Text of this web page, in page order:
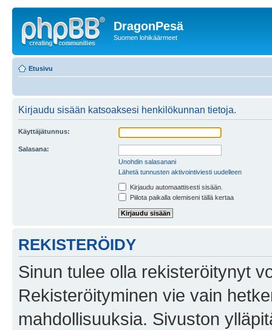
DragonPesä
Suomen lohikäärmeet
Etusivu
Kirjaudu sisään katsoaksesi henkilökunnan tietoja.
Käyttäjätunnus:
Salasana:
Unohdin salasanani
Lähetä tunnusten aktivointiviesti uudelleen
Kirjaudu automaattisesti sisään.
Piilota paikalla olemiseni tällä kertaa
REKISTERÖIDY
Sinun tulee olla rekisteröitynyt
Rekisteröityminen vie vain
mahdollisuuksia. Sivuston